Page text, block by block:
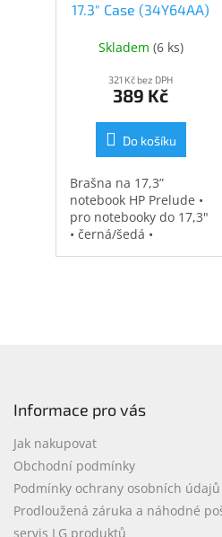
17.3" Case (34Y64AA)
Skladem (6 ks)
321 Kč bez DPH
389 Kč
Do košíku
Brašna na 17,3”
notebook HP Prelude •
pro notebooky do 17,3"
• černá/šedá •
Informace pro vás
Jak nakupovat
Obchodní podmínky
Podmínky ochrany osobních údajů
Prodloužená záruka a náhodné
servis LG produktů